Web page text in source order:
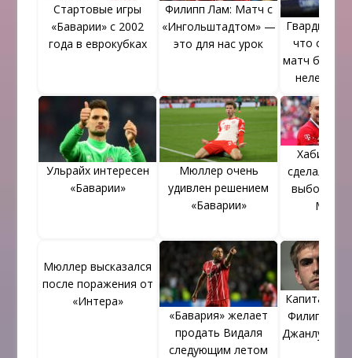
Стартовые игры
«Баварии» с 2002
года в еврокубках
Филипп Лам: Матч с
«Ингольштадтом» —
это для нас урок
Гвардиола
что
матч был
Ульрайх интересен
«Баварии»
Мюллер очень
удивлен решением
«Баварии»
Хаби
сделал
выбор
Мюллер высказался
после поражения от
«Интера»
«Бавария» желает
продать Видаля
следующим летом
Капитану
Филиппу
Джанлуке